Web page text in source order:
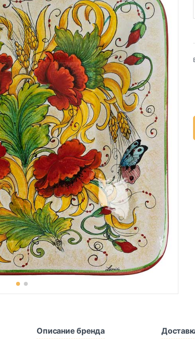
Описание бренда